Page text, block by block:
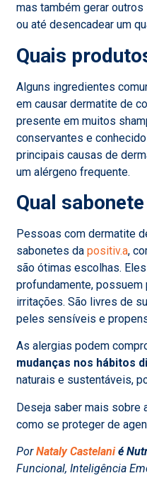
mas também gerar
ou até desencadear um
Quais
Alguns ingredientes
em causar dermatite de
presente em muitos
conservantes e
principais causas de
um alérgeno frequente.
Qual
Pessoas com dermatite
sabonetes da positiv.a,
são ótimas escolhas.
profundamente, possuem
irritações. São livres de
peles sensíveis e
As alergias podem
mudanças nos hábitos
naturais e sustentáveis,
Deseja saber mais sobre
como se proteger de
PorNataly Castelanié
Funcional, Inteligência